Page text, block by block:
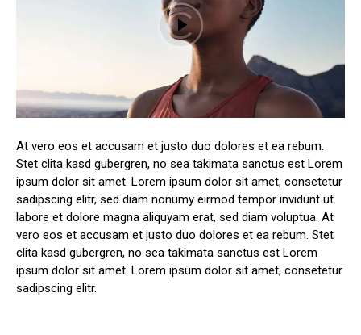
At vero eos et accusam et justo duo dolores et ea rebum.
Stet clita kasd gubergren, no sea takimata sanctus est Lorem
ipsum dolor sit amet. Lorem ipsum dolor sit amet, consetetur
sadipscing elitr, sed diam nonumy eirmod tempor invidunt ut
labore et dolore magna aliquyam erat, sed diam voluptua. At
vero eos et accusam et justo duo dolores et ea rebum. Stet
clita kasd gubergren, no sea takimata sanctus est Lorem
ipsum dolor sit amet. Lorem ipsum dolor sit amet, consetetur
sadipscing elitr.